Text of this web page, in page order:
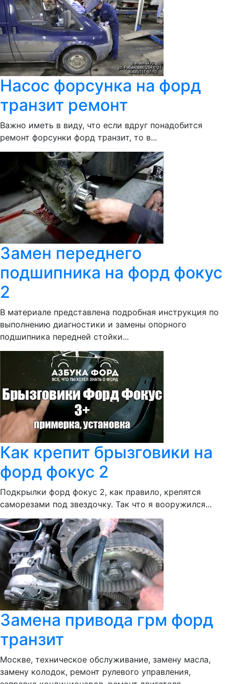
Насос форсунка на форд
транзит ремонт
Важно иметь в виду, что если вдруг понадобится
ремонт форсунки форд транзит, то в...
Замен переднего
подшипника на форд фокус
2
В материале представлена подробная инструкция по
выполнению диагностики и замены опорного
подшипника передней стойки...
Как крепит брызговики на
форд фокус 2
Подкрылки форд фокус 2, как правило, крепятся
саморезами под звездочку. Так что я вооружился...
Замена привода грм форд
транзит
Москве, техническое обслуживание, замену масла,
замену колодок, ремонт рулевого управления,